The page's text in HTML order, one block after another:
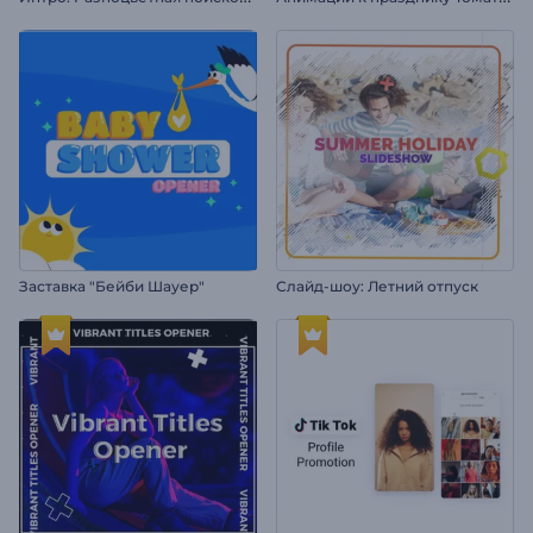
Заставка "Бейби Шауер" Слайд-шоу: Летний отпуск